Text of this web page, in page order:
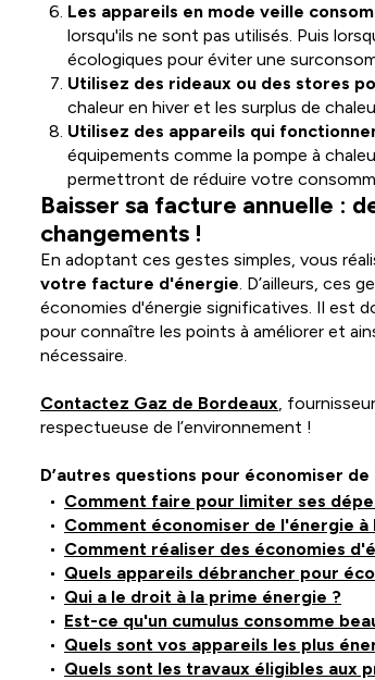
Les appareils en mode veille
lorsqu'ils ne sont pas utilisés. Puis
écologiques pour éviter une
Utilisez des rideaux ou des stores
chaleur en hiver et les surplus de
Utilisez des appareils qui
équipements comme la pompe à
permettront de réduire votre
Baisser sa facture annuelle :
changements !
En adoptant ces gestes simples, vous
votre facture d'énergie. D’ailleurs, ces
économies d'énergie significatives. Il est
pour connaître les points à améliorer et
nécessaire.
Contactez Gaz de Bordeaux,
respectueuse de l’environnement !
D’autres questions pour économiser de
Comment faire pour limiter ses
Comment économiser de l'énergie à
Comment réaliser des économies
Quels appareils débrancher pour
Qui a le droit à la prime énergie ?
Est-ce qu'un cumulus consomme
Quels sont vos appareils les plus
Quels sont les travaux éligibles aux